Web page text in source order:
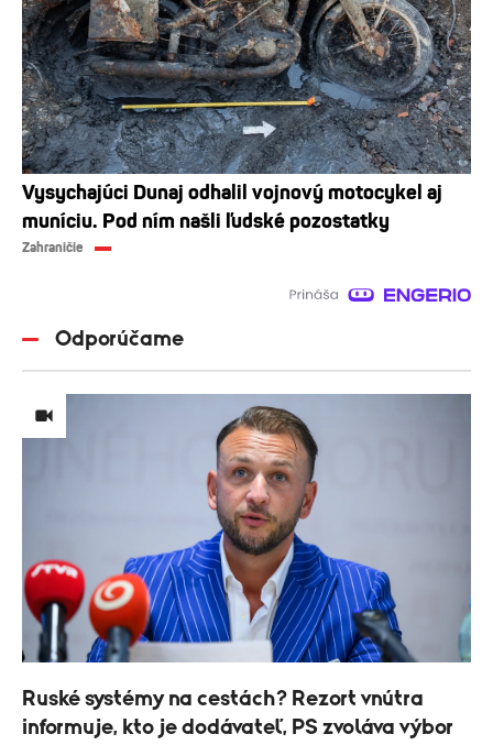
Vysychajúci Dunaj odhalil vojnový motocykel aj
muníciu. Pod ním našli ľudské pozostatky
Zahraničie
Odporúčame
Ruské systémy na cestách? Rezort vnútra
informuje, kto je dodávateľ, PS zvoláva výbor